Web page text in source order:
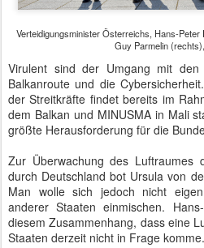
Verteidigungsminister Österreichs, Hans-
Guy Parmelin
Virulent sind der Umgang mit den
Balkanroute und die
der Streitkräfte findet bereits im
dem Balkan und MINUSMA in Mali
größte Herausforderung für die
Zur Überwachung des Luftraumes
durch Deutschland bot Ursula von
Man wolle sich jedoch nicht
anderer Staaten einmischen.
diesem Zusammenhang, dass eine
Staaten derzeit nicht in Frage komme.